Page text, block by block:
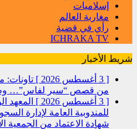
إسلاميات
مغاربة العالم
رأي في قضية
ICHRAKA TV
شريط الأخبار
[ 3 أغسطس 2026 ]
تاونات:
من قصص “سير لفاس”…
[ 3 أغسطس 2026 ]
المعهد
للمندوبية العامة لإدارة
شهادة الاعتماد من الجمعية